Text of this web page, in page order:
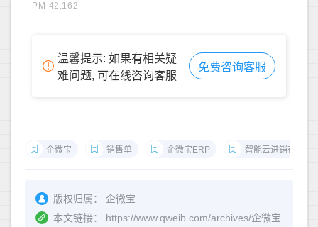
PM-42.162
温馨提示: 如果有相关疑
难问题, 可在线咨询客服
免费咨询客服
企微宝 销售单 企微宝ERP 智能云进销存
版权归属：
企微宝
本文链接：
https://www.qweib.com/archives/企微宝